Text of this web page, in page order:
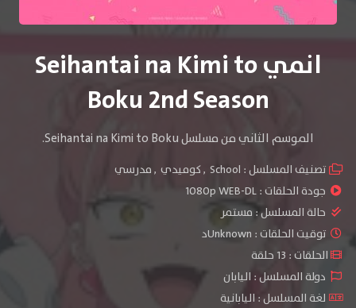
انمي Seihantai na Kimi to
Boku 2nd Season
الموسم الثاني من مسلسل Seihantai na Kimi to Boku.
تصنيف المسلسل : School
,كوميدي ,مدرسي
جودة الحلقات :1080p WEB-DL
حالة المسلسل :مستمر
توقيت الحلقات : Unknownد
الحلقات : 13 حلقة
دولة المسلسل : اليابان
لغة المسلسل : اليابانية